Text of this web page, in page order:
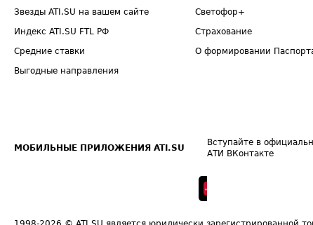
Звезды ATI.SU на вашем сайте
Индекс ATI.SU FTL РФ
Средние ставки
Выгодные направления
Светофор+
Страхование
О формировании
МОБИЛЬНЫЕ ПРИЛОЖЕНИЯ ATI.SU
Вступайте в
АТИ ВКонтакте